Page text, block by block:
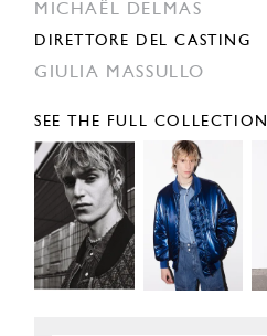
MICHAËL DELMAS
DIRETTORE DEL CASTING
GIULIA MASSULLO
SEE THE FULL COLLECTION